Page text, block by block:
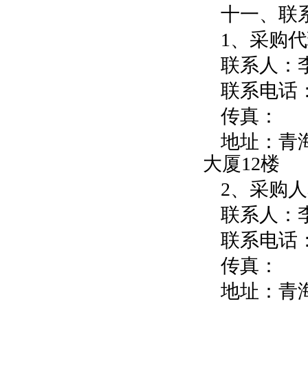
十一、联
1、采购
联系人：
联系电话
传真：
地址：青
大厦12楼
2、采购
联系人：
联系电话
传真：
地址：青